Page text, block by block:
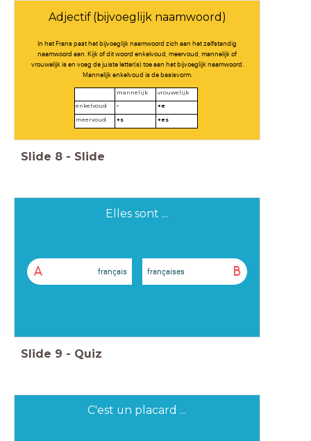
Adjectif (bijvoeglijk naamwoord)
In het Frans past het bijvoeglijk naamwoord zich aan het zelfstandig
naamwoord aan. Kijk of dit woord enkelvoud, meervoud, mannelijk of
vrouwelijk is en voeg de juiste letter(s) toe aan het bijvoeglijk naamwoord.
Mannelijk enkelvoud is de basisvorm.
mannelijk
vrouwelijk
enkelvoud
-
+e
meervoud
+s +es
Slide 8 - Slide
Elles sont ...
A français B
françaises
Slide 9 - Quiz
C'est un placard ...